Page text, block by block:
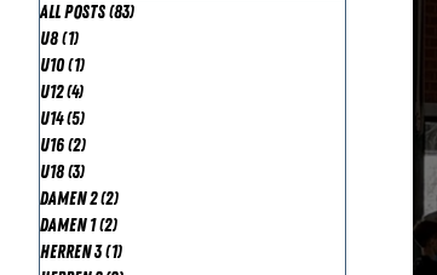
All Posts(83)83 Beiträge
U8(1)1 Beitrag
U10(1)1 Beitrag
U12(4)4 Beiträge
U14(5)5 Beiträge
U16(2)2 Beiträge
U18(3)3 Beiträge
Damen 2(2)2 Beiträge
Damen 1(2)2 Beiträge
Herren 3(1)1 Beitrag